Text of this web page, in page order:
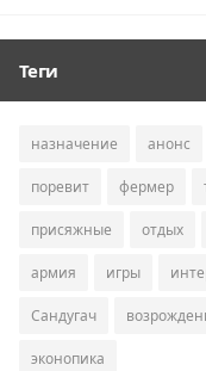
Теги
назначение анонс
поревит фермер
присяжные отдых
армия игры
Сандугач
эконопика